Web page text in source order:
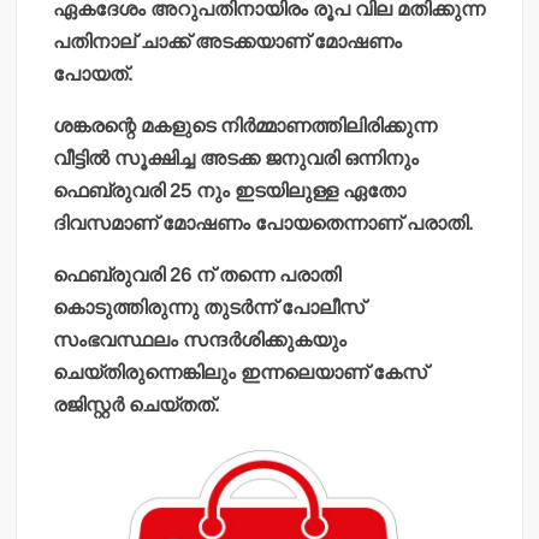
ഏകദേശം അറുപതിനായിരം രൂപ വില മതിക്കുന്ന
പതിനാല് ചാക്ക് അടക്കയാണ് മോഷണം
പോയത്.
ശങ്കരന്റെ മകളുടെ നിര്‍മ്മാണത്തിലിരിക്കുന്ന
വീട്ടില്‍ സൂക്ഷിച്ച അടക്ക ജനുവരി ഒന്നിനും
ഫെബ്രുവരി 25 നും ഇടയിലുള്ള ഏതോ
ദിവസമാണ് മോഷണം പോയതെന്നാണ് പരാതി.
ഫെബ്രുവരി 26 ന് തന്നെ പരാതി
കൊടുത്തിരുന്നു തുടര്‍ന്ന് പോലീസ്
സംഭവസ്ഥലം സന്ദര്‍ശിക്കുകയും
ചെയ്തിരുന്നെങ്കിലും ഇന്നലെയാണ് കേസ്
രജിസ്റ്റര്‍ ചെയ്തത്.